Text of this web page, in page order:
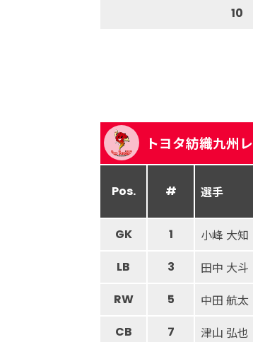
10
トヨタ紡織九州
Pos. # 選手
GK
1 小峰 大知
LB
3 田中 大斗
RW
5 中田 航太
CB
7 津山 弘也